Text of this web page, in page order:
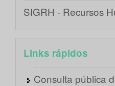
SIGRH - Recursos
Links rápidos
Consulta pública